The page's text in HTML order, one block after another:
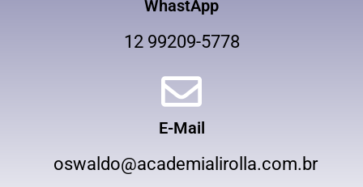
WhastApp
12 99209-5778
E-Mail
oswaldo@academialirolla.com.br